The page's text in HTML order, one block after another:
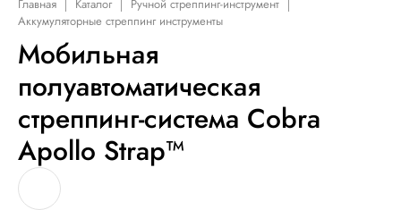
Главная Каталог
Ручной стреппинг-инструмент
Аккумуляторные стреппинг инструменты
Мобильная
полуавтоматическая
стреппинг-система Cobra
Apollo Strap™